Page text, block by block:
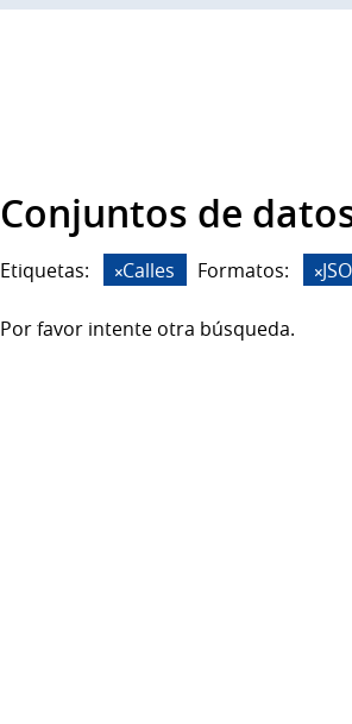
Conjuntos de
Etiquetas: Calles Formatos:
Por favor intente otra búsqueda.